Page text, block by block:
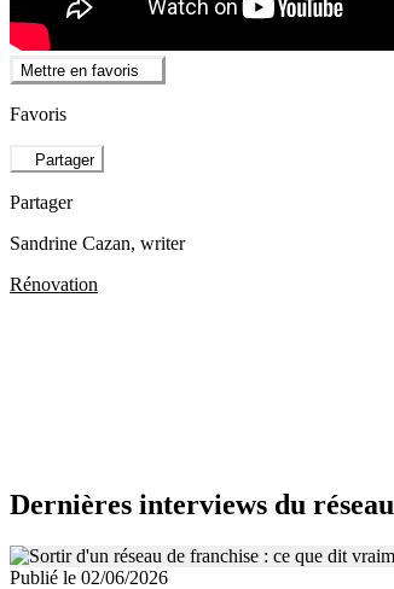
Mettre en favoris
Favoris
Partager
Partager
Sandrine Cazan, writer
Rénovation
Dernières interviews du réseau
Publié le 02/06/2026